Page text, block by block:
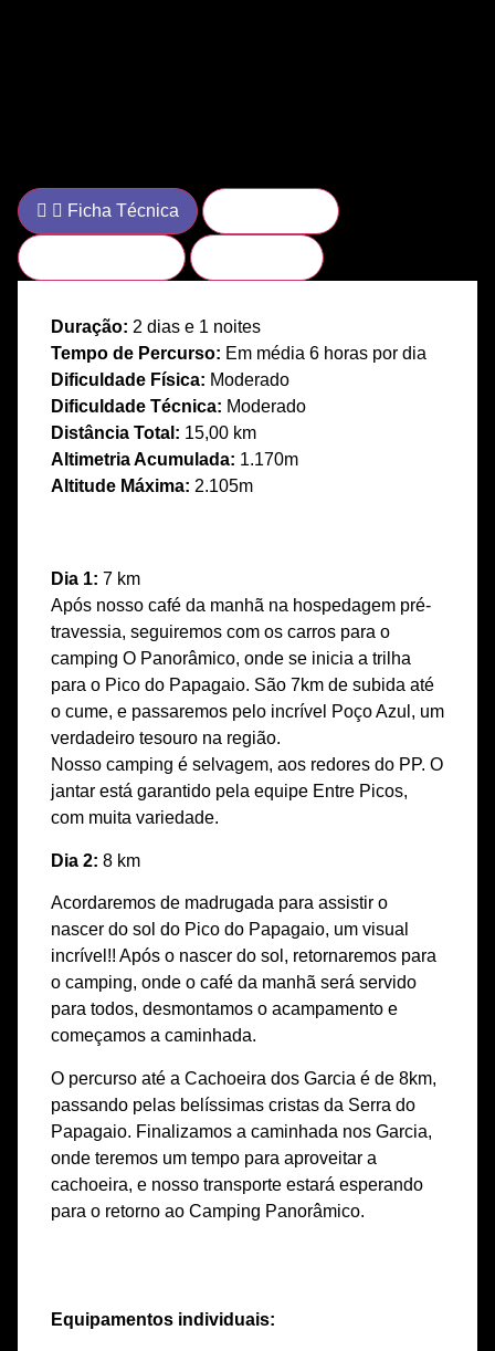
Ficha Técnica
Duração: 2 dias e 1 noites
Tempo de Percurso: Em média 6 horas por dia
Dificuldade Física: Moderado
Dificuldade Técnica: Moderado
Distância Total: 15,00 km
Altimetria Acumulada: 1.170m
Altitude Máxima: 2.105m
Dia 1: 7 km
Após nosso café da manhã na hospedagem pré-
travessia, seguiremos com os carros para o
camping O Panorâmico, onde se inicia a trilha
para o Pico do Papagaio. São 7km de subida até
o cume, e passaremos pelo incrível Poço Azul, um
verdadeiro tesouro na região.
Nosso camping é selvagem, aos redores do PP. O
jantar está garantido pela equipe Entre Picos,
com muita variedade.
Dia 2: 8 km
Acordaremos de madrugada para assistir o
nascer do sol do Pico do Papagaio, um visual
incrível!! Após o nascer do sol, retornaremos para
o camping, onde o café da manhã será servido
para todos, desmontamos o acampamento e
começamos a caminhada.
O percurso até a Cachoeira dos Garcia é de 8km,
passando pelas belíssimas cristas da Serra do
Papagaio. Finalizamos a caminhada nos Garcia,
onde teremos um tempo para aproveitar a
cachoeira, e nosso transporte estará esperando
para o retorno ao Camping Panorâmico.
Equipamentos individuais: